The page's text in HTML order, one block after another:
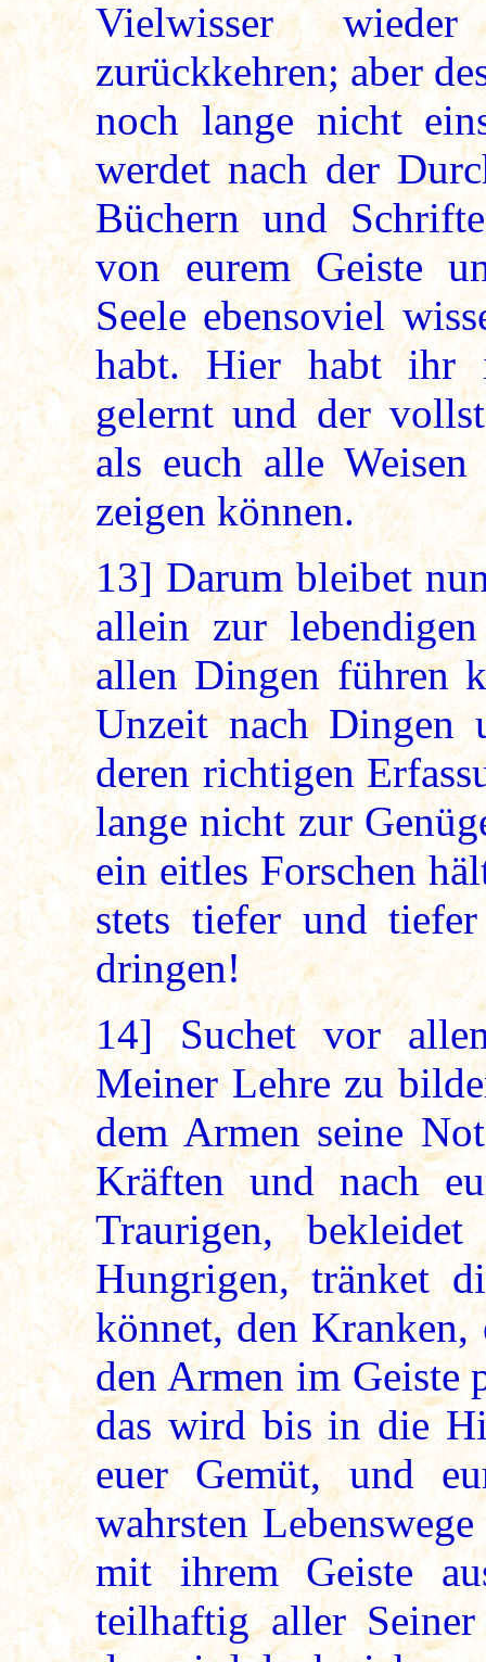
Vielwisser
zurückkehren; aber
noch lange nicht
werdet nach der
Büchern und
von eurem Geiste
Seele ebensoviel
habt. Hier habt ihr
gelernt und der
als euch alle
zeigen können.
13] Darum bleibet
allein zur
allen Dingen führen
Unzeit nach Dingen
deren richtigen
lange nicht zur
ein eitles Forschen
stets tiefer und
dringen!
14] Suchet vor
Meiner Lehre zu
dem Armen seine
Kräften und nach
Traurigen,
Hungrigen, tränket
könnet, den Kranken,
den Armen im Geiste
das wird bis in die
euer Gemüt, und
wahrsten
mit ihrem Geiste
teilhaftig aller